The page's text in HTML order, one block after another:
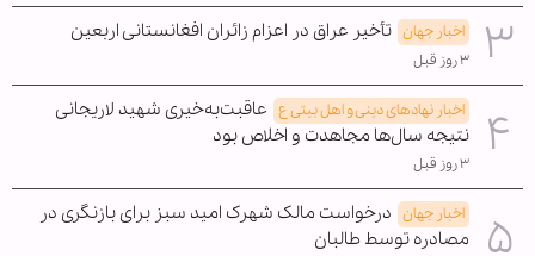
اخبار جهان تأخیر عراق در اعزام زائران افغانستانی اربعین
۳ روز قبل
اخبار نهادهای دینی و اهل بیتی ع عاقبت‌به‌خیری شهید لاریجانی
نتیجه سال‌ها مجاهدت و اخلاص بود
۳ روز قبل
اخبار جهان درخواست مالک شهرک امید سبز برای بازنگری در
مصادره توسط طالبان